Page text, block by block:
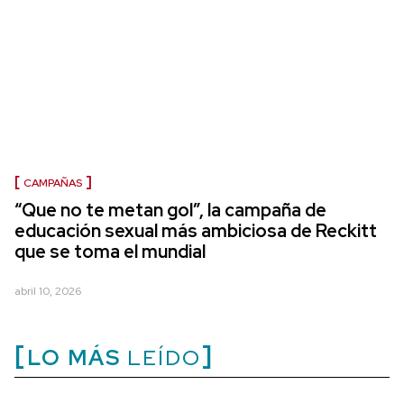
CAMPAÑAS
“Que no te metan gol”, la campaña de
educación sexual más ambiciosa de Reckitt
que se toma el mundial
abril 10, 2026
LO MÁS LEÍDO